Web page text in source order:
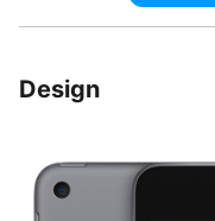
Design